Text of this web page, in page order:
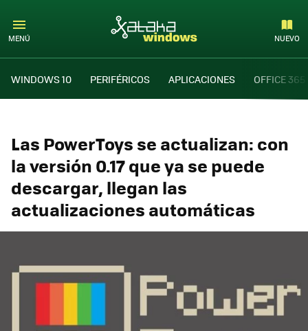
MENÚ NUEVO
WINDOWS 10 PERIFÉRICOS APLICACIONES OFFICE 365
Las PowerToys se actualizan: con
la versión 0.17 que ya se puede
descargar, llegan las
actualizaciones automáticas